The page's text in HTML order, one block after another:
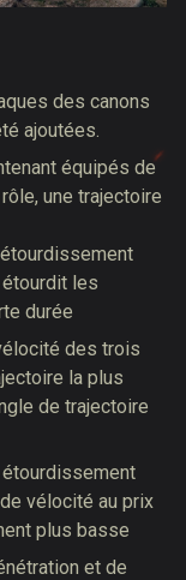
des canons
ajoutées.
équipés de
une trajectoire
les
durée
des trois
la plus
de trajectoire
vélocité au prix
plus basse
et de